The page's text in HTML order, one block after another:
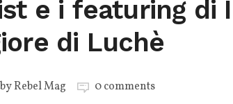
e i featuring di
di Luchè
byRebel Mag 0 comments